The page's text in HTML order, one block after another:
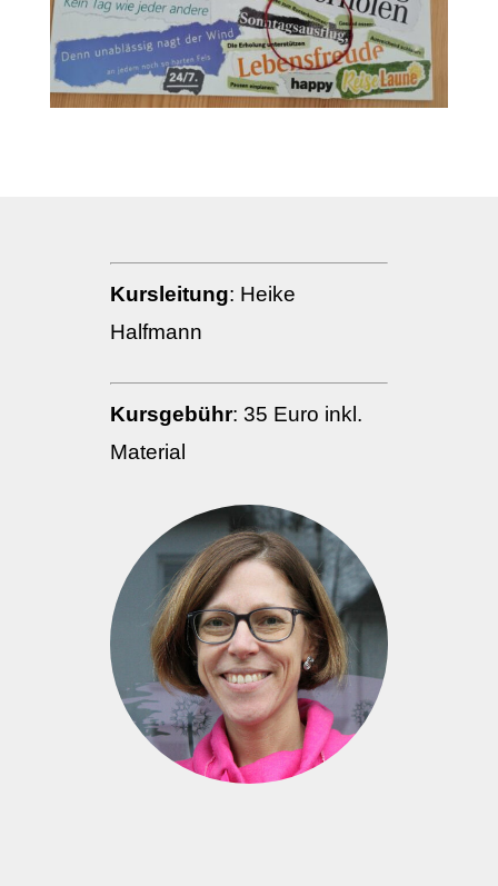
Kursleitung: Heike
Halfmann
Kursgebühr: 35 Euro inkl.
Material